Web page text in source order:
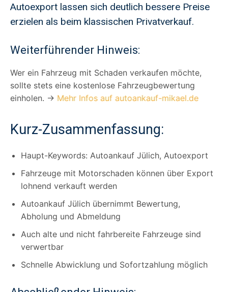
Autoexport lassen sich deutlich bessere Preise
erzielen als beim klassischen Privatverkauf.
Weiterführender Hinweis:
Wer ein Fahrzeug mit Schaden verkaufen möchte,
sollte stets eine kostenlose Fahrzeugbewertung
einholen. → Mehr Infos auf autoankauf-mikael.de
Kurz-Zusammenfassung:
Haupt-Keywords: Autoankauf Jülich, Autoexport
Fahrzeuge mit Motorschaden können über Export
lohnend verkauft werden
Autoankauf Jülich übernimmt Bewertung,
Abholung und Abmeldung
Auch alte und nicht fahrbereite Fahrzeuge sind
verwertbar
Schnelle Abwicklung und Sofortzahlung möglich